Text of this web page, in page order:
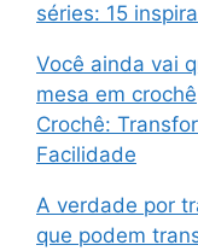
séries: 15
Você ainda vai
mesa em crochê
Crochê:
Facilidade
A verdade por
que podem